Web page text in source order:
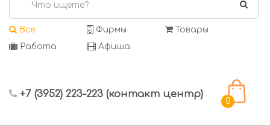
Все Фирмы
Товары
Работа
Афиша
+7 (3952) 223-223 (контакт центр)
0